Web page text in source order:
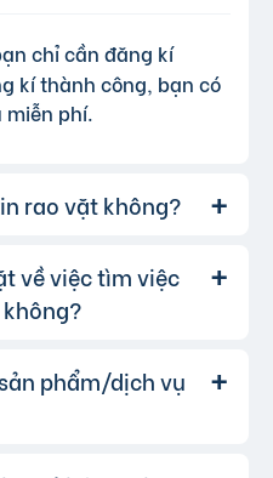
chỉ cần đăng kí
kí thành công, bạn có
phí.
rao vặt không?
cấp gói đăng tin miễn
dùng. Tuy nhiên, để
gói dịch vụ nâng
thêmphí dịch vụ tin
về việc tìm việc
Website của chúng
và tìm việc làm.
phẩm/dịch vụ